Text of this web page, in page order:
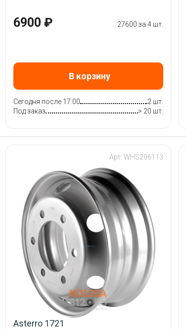
6900 ₽ 27600 за 4 шт.
В корзину
Сегодня после 17:00
2 шт.
Под заказ
> 20 шт.
Арт: WHS206113
Asterro 1721